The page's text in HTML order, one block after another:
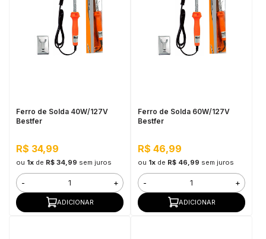
Ferro de Solda 40W/127V
Bestfer
R$ 34,99
ou 1xde R$ 34,99 sem juros
- +
ADICIONAR
Ferro de Solda 60W/127V
Bestfer
R$ 46,99
ou 1xde R$ 46,99 sem juros
- +
ADICIONAR